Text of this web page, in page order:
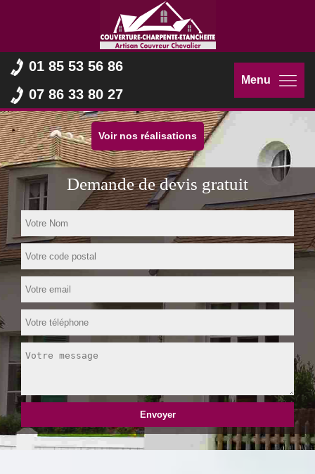
01 85 53 56 86
07 86 33 80 27
Menu
Voir nos réalisations
Demande de devis gratuit